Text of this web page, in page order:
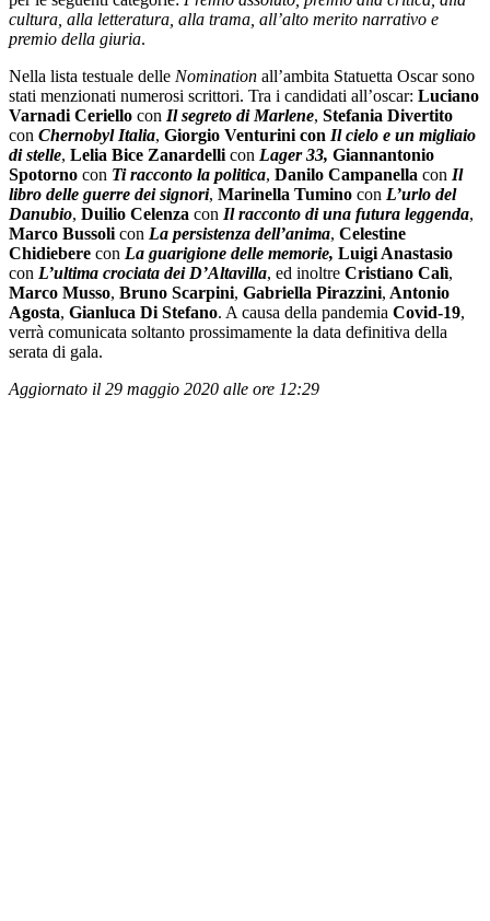
cultura, alla letteratura, alla trama, all’alto merito narrativo e
premio della giuria.
Nella lista testuale delle Nomination all’ambita Statuetta Oscar sono
stati menzionati numerosi scrittori. Tra i candidati all’oscar: Luciano
Varnadi Ceriello con Il segreto di Marlene, Stefania Divertito
con Chernobyl Italia, Giorgio Venturini con Il cielo e un migliaio
di stelle, Lelia Bice Zanardelli con Lager 33, Giannantonio
Spotorno con Ti racconto la politica, Danilo Campanella con Il
libro delle guerre dei signori, Marinella Tumino con L’urlo del
Danubio, Duilio Celenza con Il racconto di una futura leggenda,
Marco Bussoli con La persistenza dell’anima, Celestine
Chidiebere con La guarigione delle memorie, Luigi Anastasio
con L’ultima crociata dei D’Altavilla, ed inoltre Cristiano Calì,
Marco Musso, Bruno Scarpini, Gabriella Pirazzini, Antonio
Agosta, Gianluca Di Stefano. A causa della pandemia Covid-19,
verrà comunicata soltanto prossimamente la data definitiva della
serata di gala.
Aggiornato il 29 maggio 2020 alle ore 12:29